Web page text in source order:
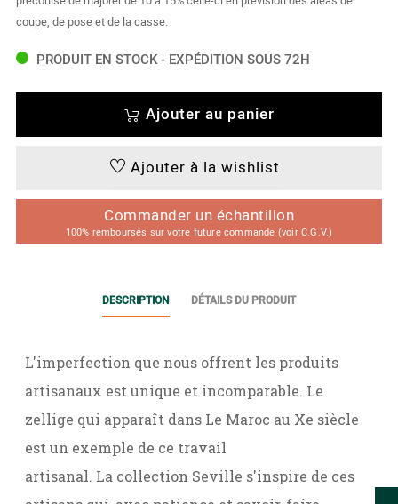
coupe, de pose et de la casse.
PRODUIT EN STOCK - EXPÉDITION SOUS 72H
Ajouter au panier
Ajouter à la wishlist
Commander un échantillon
100% remboursés sur votre future commande (voir C.G.V.)
DESCRIPTION DÉTAILS DU PRODUIT
L'imperfection que nous offrent les produits
artisanaux est unique et incomparable. Le
zellige qui apparaît dans Le Maroc au Xe siècle
est un exemple de ce travail
artisanal. La collection Seville s'inspire de ces